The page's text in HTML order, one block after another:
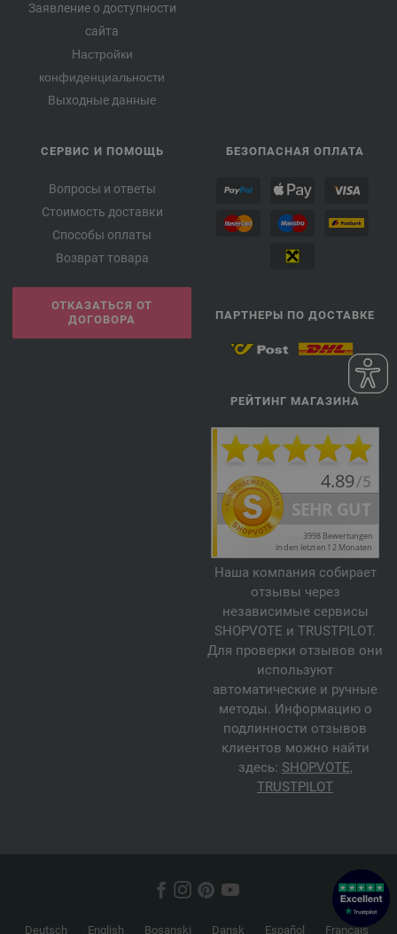
Заявление о доступности
сайта
Настройки
конфиденциальности
Выходные данные
СЕРВИС И ПОМОЩЬ
Вопросы и ответы
Стоимость доставки
Способы оплаты
Возврат товара
ОТКАЗАТЬСЯ ОТ
ДОГОВОРА
БЕЗОПАСНАЯ ОПЛАТА
ПАРТНЕРЫ ПО ДОСТАВКЕ
РЕЙТИНГ МАГАЗИНА
Наша компания собирает
отзывы через
независимые сервисы
SHOPVOTE и TRUSTPILOT.
Для проверки отзывов они
используют
автоматические и ручные
методы. Информацию о
подлинности отзывов
клиентов можно найти
здесь: SHOPVOTE,
TRUSTPILOT
Deutsch English Bosanski Dansk Español Français